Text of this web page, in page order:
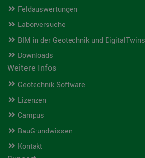
Feldauswertungen
Laborversuche
BIM in der Geotechnik und DigitalTwins
Downloads
Weitere Infos
Geotechnik Software
Lizenzen
Campus
BauGrundwissen
Kontakt